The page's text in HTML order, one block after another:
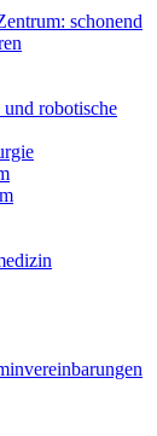
schonend
robotische